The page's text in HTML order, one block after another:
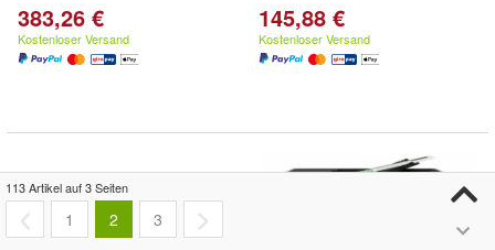
383,26 €
Kostenloser Versand
145,88 €
Kostenloser Versand
113 Artikel auf 3 Seiten
1 2 3